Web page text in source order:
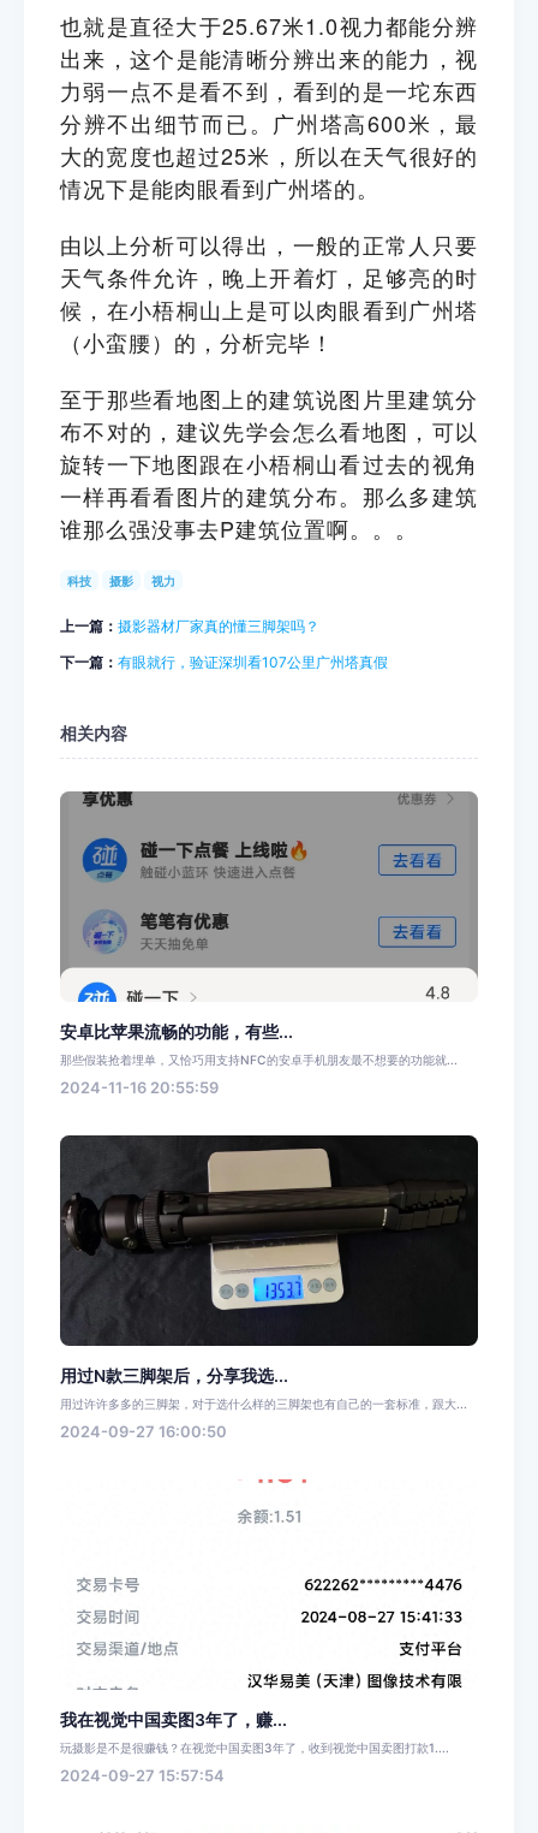
也就是直径大于25.67米1.0视力都能分辨
出来，这个是能清晰分辨出来的能力，视
力弱一点不是看不到，看到的是一坨东西
分辨不出细节而已。广州塔高600米，最
大的宽度也超过25米，所以在天气很好的
情况下是能肉眼看到广州塔的。
由以上分析可以得出，一般的正常人只要
天气条件允许，晚上开着灯，足够亮的时
候，在小梧桐山上是可以肉眼看到广州塔
（小蛮腰）的，分析完毕！
至于那些看地图上的建筑说图片里建筑分
布不对的，建议先学会怎么看地图，可以
旋转一下地图跟在小梧桐山看过去的视角
一样再看看图片的建筑分布。那么多建筑
谁那么强没事去P建筑位置啊。。。
科技 摄影 视力
上一篇： 摄影器材厂家真的懂三脚架吗？
下一篇： 有眼就行，验证深圳看107公里广州塔真假
相关内容
安卓比苹果流畅的功能，有些...
那些假装抢着埋单，又恰巧用支持NFC的安卓手机朋友最不想要的功能就...
2024-11-16 20:55:59
用过N款三脚架后，分享我选...
用过许许多多的三脚架，对于选什么样的三脚架也有自己的一套标准，跟大...
2024-09-27 16:00:50
我在视觉中国卖图3年了，赚...
玩摄影是不是很赚钱？在视觉中国卖图3年了，收到视觉中国卖图打款1....
2024-09-27 15:57:54